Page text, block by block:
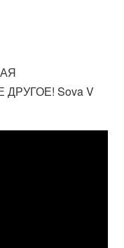
Sova V